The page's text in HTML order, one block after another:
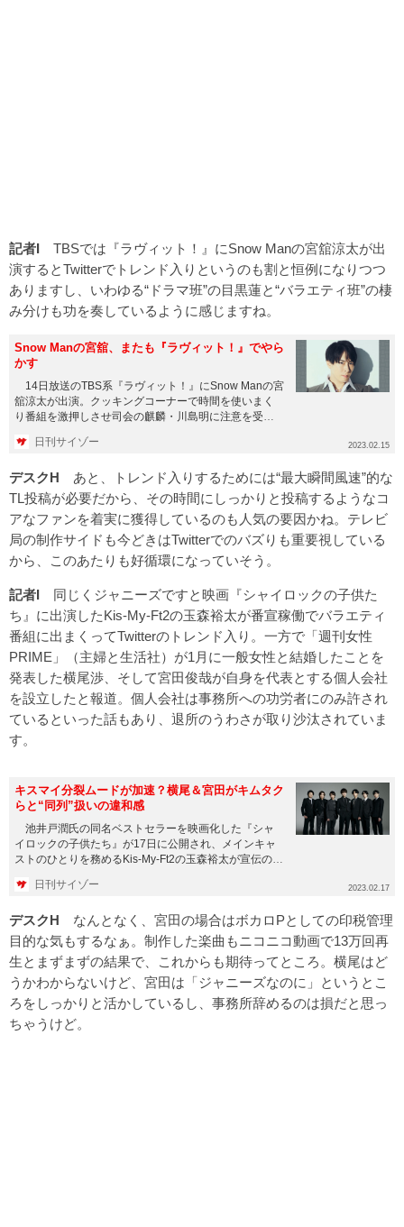
記者I TBSでは『ラヴィット！』にSnow Manの宮舘涼太が出
演するとTwitterでトレンド入りというのも割と恒例になりつつ
ありますし、いわゆる“ドラマ班”の目黒蓮と“バラエティ班”の棲
み分けも功を奏しているように感じますね。
Snow Manの宮舘、またも『ラヴィット！』でやら
かす
14日放送のTBS系『ラヴィット！』にSnow Manの宮
舘涼太が出演。クッキングコーナーで時間を使いまく
り番組を激押しさせ司会の麒麟・川島明に注意を受け
日刊サイゾー 2023.02.15
デスクH あと、トレンド入りするためには“最大瞬間風速”的な
TL投稿が必要だから、その時間にしっかりと投稿するようなコ
アなファンを着実に獲得しているのも人気の要因かね。テレビ
局の制作サイドも今どきはTwitterでのバズりも重要視している
から、このあたりも好循環になっていそう。
記者I 同じくジャニーズですと映画『シャイロックの子供た
ち』に出演したKis-My-Ft2の玉森裕太が番宣稼働でバラエティ
番組に出まくってTwitterのトレンド入り。一方で「週刊女性
PRIME」（主婦と生活社）が1月に一般女性と結婚したことを
発表した横尾渉、そして宮田俊哉が自身を代表とする個人会社
を設立したと報道。個人会社は事務所への功労者にのみ許され
ているといった話もあり、退所のうわさが取り沙汰されていま
す。
キスマイ分裂ムードが加速？横尾＆宮田がキムタク
らと“同列”扱いの違和感
池井戸潤氏の同名ベストセラーを映画化した『シャ
イロックの子供たち』が17日に公開され、メインキャ
ストのひとりを務めるKis-My-Ft2の玉森裕太が宣伝のた
日刊サイゾー 2023.02.17
デスクH なんとなく、宮田の場合はボカロPとしての印税管理
目的な気もするなぁ。制作した楽曲もニコニコ動画で13万回再
生とまずまずの結果で、これからも期待ってところ。横尾はど
うかわからないけど、宮田は「ジャニーズなのに」というとこ
ろをしっかりと活かしているし、事務所辞めるのは損だと思っ
ちゃうけど。